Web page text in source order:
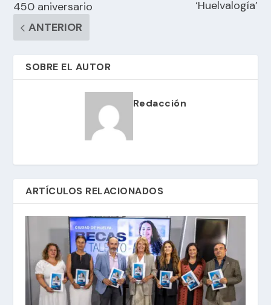
450 aniversario
ANTERIOR
‘Huelvalogía’
SOBRE EL AUTOR
Redacción
ARTÍCULOS RELACIONADOS